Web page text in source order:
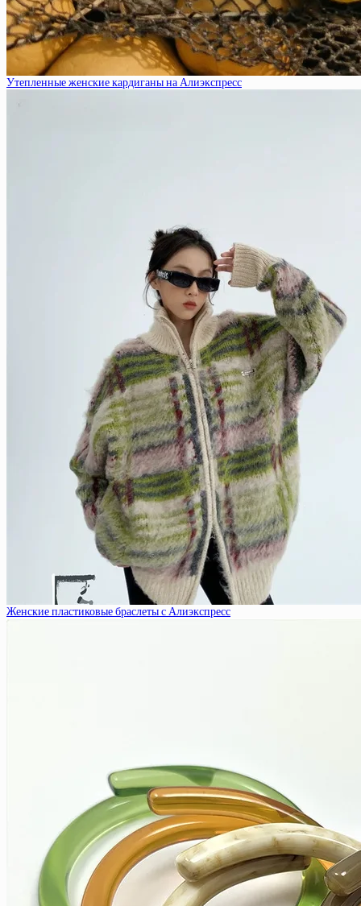
Утепленные женские кардиганы на Алиэкспресс
Женские пластиковые браслеты с Алиэкспресс